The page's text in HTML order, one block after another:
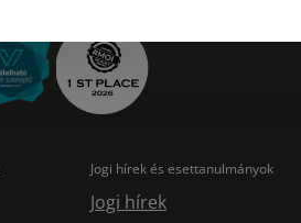
Jogi hírek és esettanulmányok
Jogi hírek